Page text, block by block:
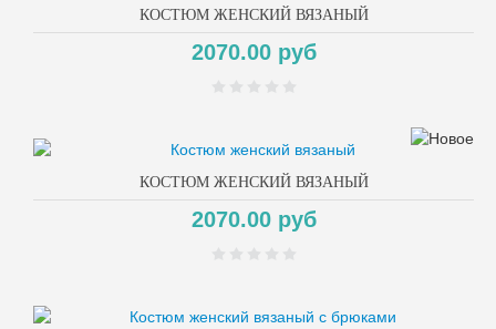
КОСТЮМ ЖЕНСКИЙ ВЯЗАНЫЙ
2070.00 руб
КОСТЮМ ЖЕНСКИЙ ВЯЗАНЫЙ
2070.00 руб